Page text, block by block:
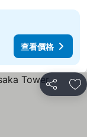
查看價格
分享 加